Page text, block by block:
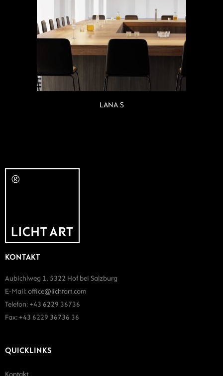
LANA S
KONTAKT
Aubichlweg 1, 5322 Hof bei Salzburg
E-Mail: office@lichtart.com
Telefon: +43 6229 36736
Fax: +43 6229 36736 36
QUICKLINKS